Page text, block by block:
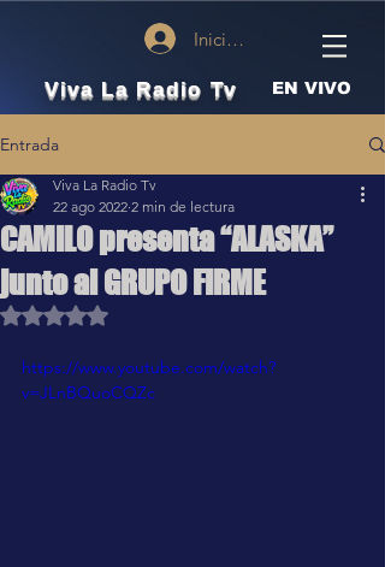
Iniciar sesión
Viva La Radio Tv EN VIVO
Entrada
CAMILO presenta “ALASKA”
junto al GRUPO FIRME
Viva La Radio Tv
22 ago 2022 2 min de lectura
Obtuvo NaN de 5 estrellas.
https://www.youtube.com/watch?
v=JLnBQuoCQZc